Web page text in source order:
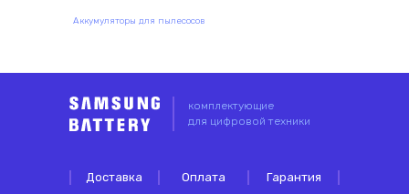
Аккумуляторы для пылесосов
комплектующие
для цифровой техники
Доставка Оплата Гарантия